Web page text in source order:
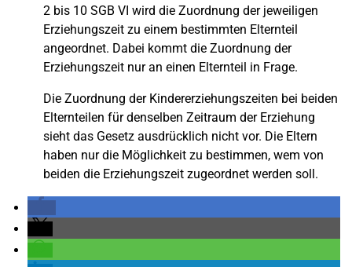
2 bis 10 SGB VI wird die Zuordnung der jeweiligen
Erziehungszeit zu einem bestimmten Elternteil
angeordnet. Dabei kommt die Zuordnung der
Erziehungszeit nur an einen Elternteil in Frage.
Die Zuordnung der Kindererziehungszeiten bei beiden
Elternteilen für denselben Zeitraum der Erziehung
sieht das Gesetz ausdrücklich nicht vor. Die Eltern
haben nur die Möglichkeit zu bestimmen, wem von
beiden die Erziehungszeit zugeordnet werden soll.